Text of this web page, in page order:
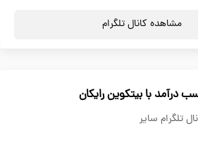
مشاهده کانال تلگرام
درآمد با بیتکوین رایکان
تلگرام سایر